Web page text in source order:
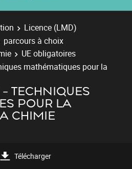
Licence (LMD)
parcours à choix
UE obligatoires
mathématiques pour la
TECHNIQUES
POUR LA
CHIMIE
Télécharger